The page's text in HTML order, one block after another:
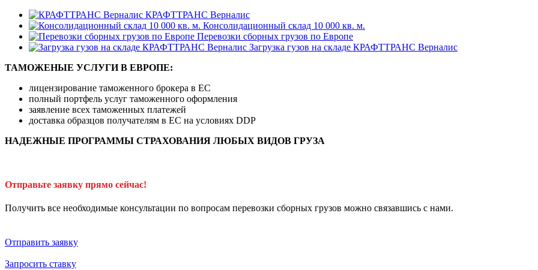
КРАФТТРАНС Верналис
Консолидационный склад 10 000 кв. м.
Перевозки сборных грузов по Европе
Загрузка гузов на складе КРАФТТРАНС Верналис
ТАМОЖЕНЫЕ УСЛУГИ В ЕВРОПЕ:
лицензирование таможенного брокера в ЕС
полный портфель услуг таможенного оформления
заявление всех таможенных платежей
доставка образцов получателям в ЕС на условиях DDP
НАДЕЖНЫЕ ПРОГРАММЫ СТРАХОВАНИЯ ЛЮБЫХ ВИДОВ ГРУЗА
Отправьте заявку прямо сейчас!
Получить все необходимые консультации по вопросам перевозки сборных грузов можно связавшись с нами.
Отправить заявку
Запросить ставку